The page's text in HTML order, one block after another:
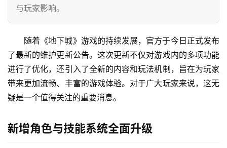
与玩家影响。
随着《地下城》游戏的持续发展，官方于今日正式发布
了最新的维护更新公告。这次更新不仅对游戏内的多项功能
进行了优化，还引入了全新的内容和玩法机制，旨在为玩家
带来更加流畅、丰富的游戏体验。对于广大玩家来说，这无
疑是一个值得关注的重要消息。
新增角色与技能系统全面升级